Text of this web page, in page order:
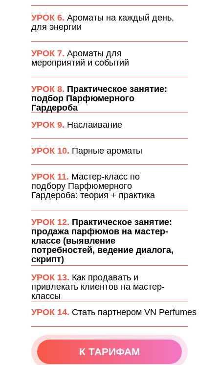
УРОК 6. Ароматы на каждый день,
для энергии
УРОК 7. Ароматы для
мероприятий и событий
УРОК 8. Практическое занятие:
подбор Парфюмерного
Гардероба
УРОК 9. Наслаивание
УРОК 10. Парные ароматы
УРОК 11. Мастер-класс по
подбору Парфюмерного
Гардероба: теория + практика
УРОК 12. Практическое занятие:
продажа парфюмов на мастер-
классе (выявление
потребностей, ведение диалога,
скрипт)
УРОК 13. Как продавать и
привлекать клиентов на мастер-
классы
УРОК 14. Стать партнером VN Perfumes
ПОДРОБНЕЕ
К ТАРИФАМ